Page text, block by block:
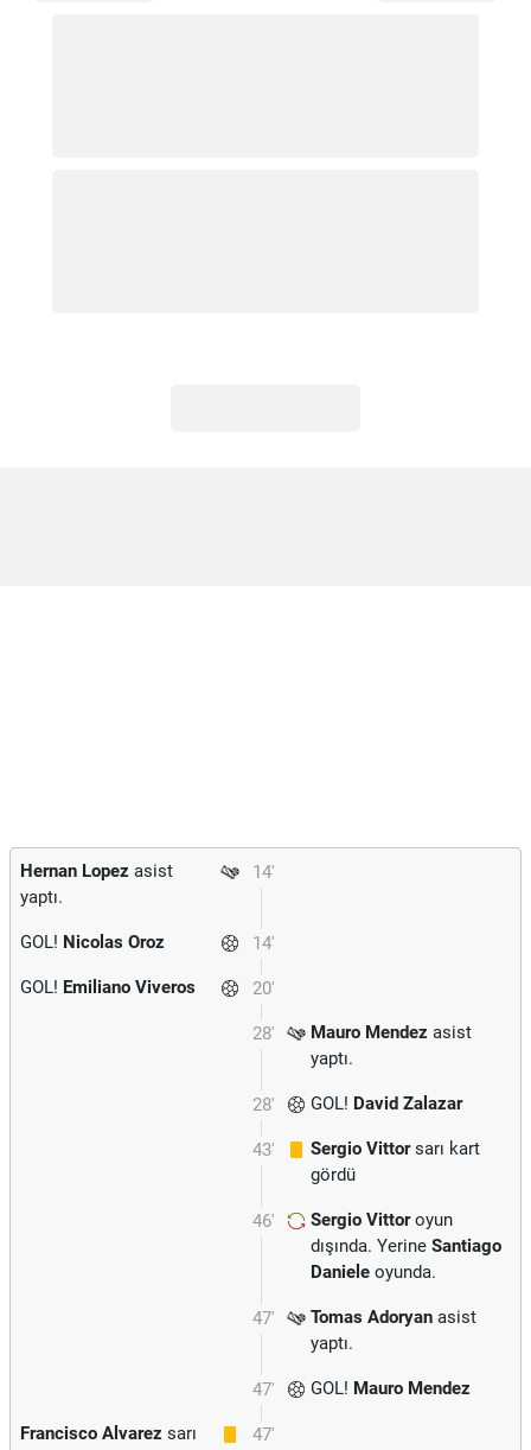
14'
Hernan Lopez asist
yaptı.
14'
GOL! Nicolas Oroz
20'
GOL! Emiliano Viveros
28' Mauro Mendez asist
yaptı.
28' GOL! David Zalazar
43' Sergio Vittorsarı kart
gördü
46' Sergio Vittoroyun
dışında. Yerine Santiago
Daniele oyunda.
47' Tomas Adoryan asist
yaptı.
47' GOL! Mauro Mendez
47'
Francisco Alvarez sarı